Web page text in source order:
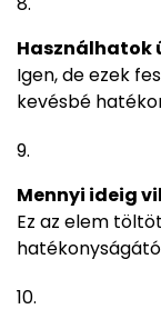
Használhatok
Igen, de ezek
kevésbé
Mennyi ideig
Ez az elem